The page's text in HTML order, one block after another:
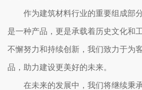
作为建筑材料行业的重要组成部
是一种产品，更是承载着历史文化和
不懈努力和持续创新，我们致力于为
品，助力建设更美好的未来。
在未来的发展中，我们将继续秉